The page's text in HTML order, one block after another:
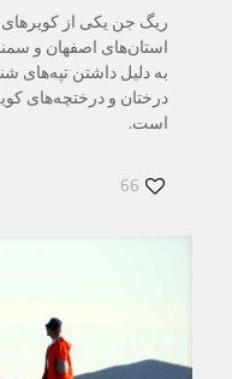
ریگ جن یکی از
استان‌های اصفهان و
به دلیل داشتن تپه‌های
درختان و درختچه‌های
است.
66